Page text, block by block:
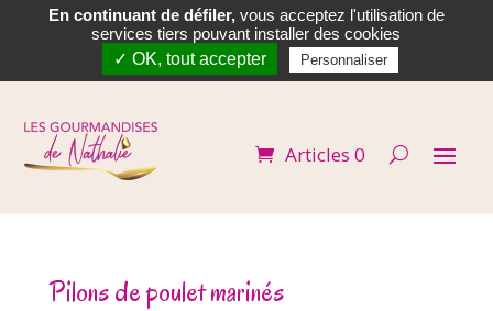
 
Articles 0
Pilons de poulet marinés
En continuant de défiler,vous acceptez l'utilisation de
services tiers pouvant installer des cookies
✓ OK, tout accepter
Personnaliser